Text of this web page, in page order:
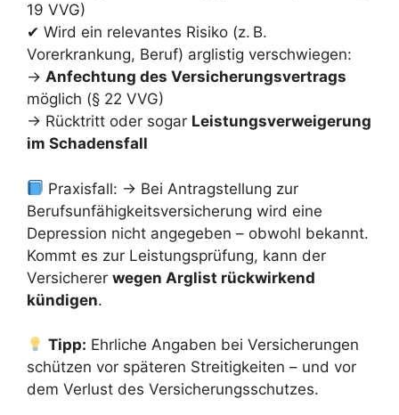
19 VVG)
✔ Wird ein relevantes Risiko (z. B.
Vorerkrankung, Beruf) arglistig verschwiegen:
→ Anfechtung des Versicherungsvertrags
möglich (§ 22 VVG)
→ Rücktritt oder sogar Leistungsverweigerung
im Schadensfall
Praxisfall: → Bei Antragstellung zur
Berufsunfähigkeitsversicherung wird eine
Depression nicht angegeben – obwohl bekannt.
Kommt es zur Leistungsprüfung, kann der
Versicherer wegen Arglist rückwirkend
kündigen.
Tipp: Ehrliche Angaben bei Versicherungen
schützen vor späteren Streitigkeiten – und vor
dem Verlust des Versicherungsschutzes.